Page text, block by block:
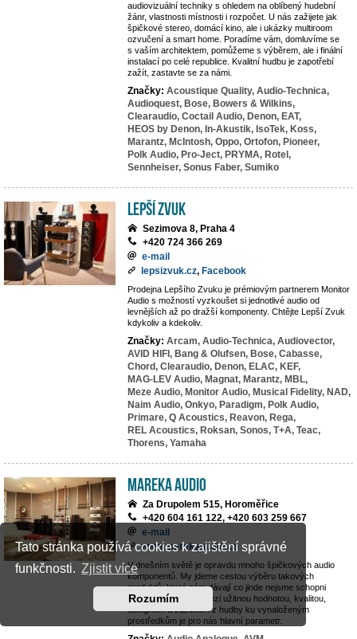
Tato stránka používá cookies k zajištění správné
funkčnosti. Zjistit více
Rozumím
audiovizuální techniky s ohledem na oblíbený hudební
žánr, vlastnosti místnosti i rozpočet. U nás zažijete jak
špičkové stereo, domácí kino, ale i ukázky multiroom
ozvučení a smart home. Poradíme vám, domluvíme se
s vaším architektem, pomůžeme s výběrem, ale i finální
instalací po celé republice. Kvalitní hudbu je zapotřebí
zažít, zastavte se za námi.
Značky: Acoustique Quality, Audio-Technica,
Audioquest, Bose, Bowers & Wilkins,
Clearaudio, Coctail Audio, Denon, EAT,
HEOS by Denon, In-Akustik, IsoTek, Koss,
Marantz, McIntosh, Oppo, Ortofon, Pioneer,
Polk Audio, Pro-Ject, PRYMA, Rotel,
Sennheiser, Sonus Faber, Sumiko
LEPŠÍ ZVUK
Sezimova 8, Praha 4
+420 724 366 269
e-mail
lepsizvuk.cz, Facebook
Prodejna Lepšího Zvuku je prémiovým partnerem Monitor
Audio s možností vyzkoušet si jednotlivé audio od
levnějších až po dražší komponenty. Chtějte Lepší Zvuk
kdykoliv a kdekoliv.
Značky: Arcam, Audio-Technica, Audiovector,
AVID HIFI, Bang & Olufsen, Bose, Cabasse,
Chord, Clearaudio, Denon, ELAC, KEF,
MAG-LEV Audio, Magnat, Marantz, MBL,
Meze Audio, Monitor Audio, Musical Fidelity, NAD,
Naim Audio, Onkyo, Paradigm, Polk Audio,
Primare, Q Acoustics, Reavon, Rega,
REL Acoustics, Roksan, Sonos, T+A, Teac,
Thorens, Yamaha
MAREKA AUDIO
Za Drupolem 515, Horoměřice
+420 604 161 122, +420 603 259 667
e-mail
www.marekaaudio.cz
V dnešním světě je opravdu mnoho špičkových audio
komponentů. My jdeme cestou výběru takových
produktů, které nám dávají co jinde nejsme schopni
nalézt. Rovnováha mezi užitnou hodnotou, kvalitou,
designem a zážitkem z hudby ku vynaloženým
prostředkům je pro nás hlavní parametr.